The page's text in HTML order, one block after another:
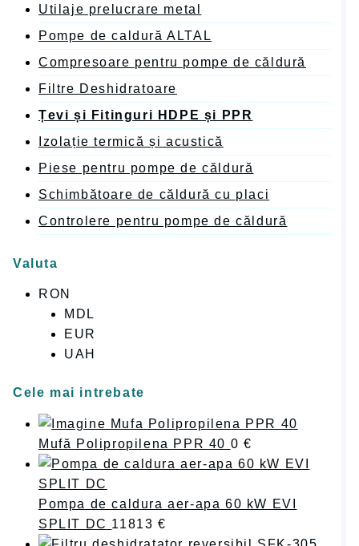
Utilaje prelucrare metal
Pompe de caldură ALTAL
Compresoare pentru pompe de căldură
Filtre Deshidratoare
Țevi și Fitinguri HDPE și PPR
Izolație termică și acustică
Piese pentru pompe de căldură
Schimbătoare de căldură cu placi
Controlere pentru pompe de căldură
Valuta
RON
MDL
EUR
UAH
Cele mai intrebate
Mufă Polipropilena PPR 40 0 €
Pompa de caldura aer-apa 60 kW EVI
SPLIT DC 11813€